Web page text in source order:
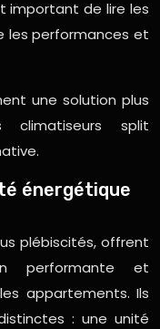
important de lire les
les performances et
une solution plus
split
énergétique
plébiscités, offrent
performante et
appartements. Ils
: une unité